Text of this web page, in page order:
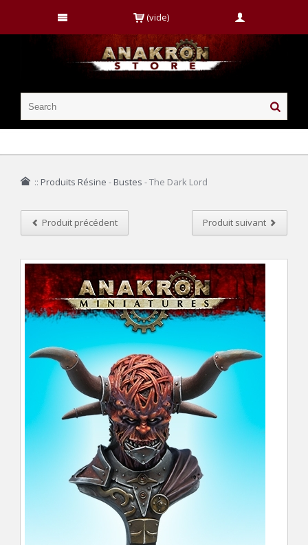
(vide)
:: Produits Résine - Bustes -The Dark Lord
Produit précédent Produit suivant